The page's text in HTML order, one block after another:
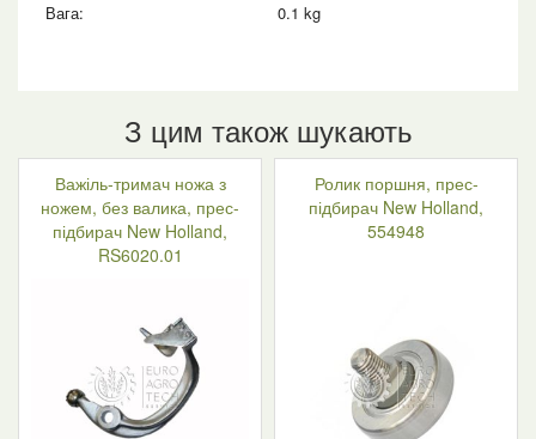
Вага:
0.1 kg
З цим також шукають
Важіль-тримач ножа з
ножем, без валика, прес-
підбирач New Holland,
RS6020.01
Ролик поршня, прес-
підбирач New Holland,
554948